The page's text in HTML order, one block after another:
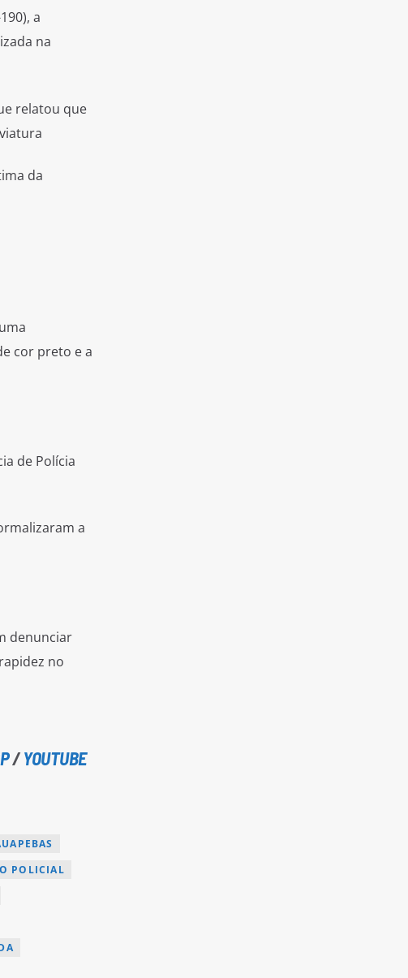
a
na
relatou que
da
cor preto e a
de Polícia
a
denunciar
no
/YOUTUBE
POLICIAL